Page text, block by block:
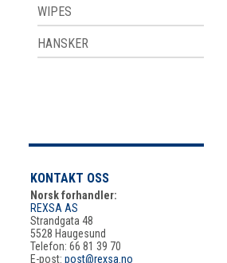
WIPES
HANSKER
KONTAKT OSS
Norsk forhandler:
REXSA AS
Strandgata 48
5528 Haugesund
Telefon: 66 81 39 70
E-post: post@rexsa.no